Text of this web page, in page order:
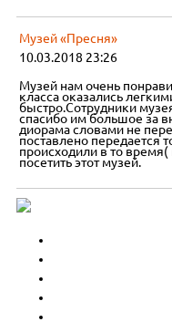
Музей «Пресня»
10.03.2018 23:26
Музей нам очень
класса оказались
быстро.Сотрудники
спасибо им большое за
диорама словами не
поставлено передается
происходили в то
посетить этот музей.